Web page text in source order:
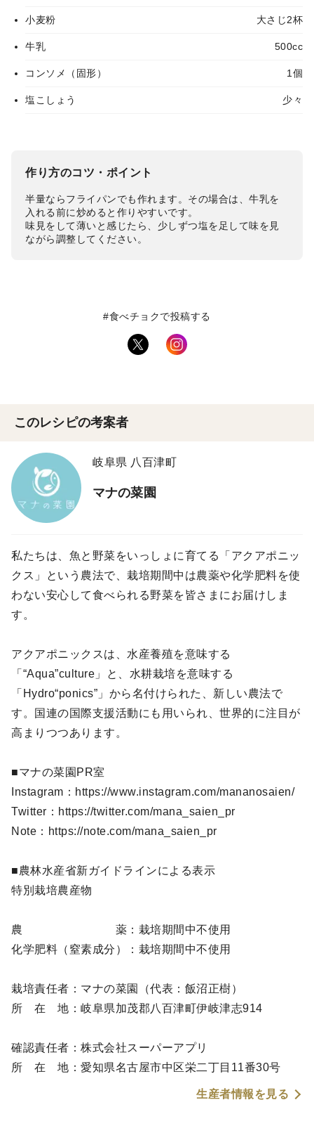
小麦粉 大さじ2杯
牛乳 500cc
コンソメ（固形） 1個
塩こしょう 少々
作り方のコツ・ポイント
半量ならフライパンでも作れます。その場合は、牛乳を
入れる前に炒めると作りやすいです。
味見をして薄いと感じたら、少しずつ塩を足して味を見
ながら調整してください。
#食べチョクで投稿する
このレシピの考案者
岐阜県 八百津町
マナの菜園
私たちは、魚と野菜をいっしょに育てる「アクアポニッ
クス」という農法で、栽培期間中は農薬や化学肥料を使
わない安心して食べられる野菜を皆さまにお届けしま
す。
アクアポニックスは、水産養殖を意味する
「“Aqua”culture」と、水耕栽培を意味する
「Hydro“ponics”」から名付けられた、新しい農法で
す。国連の国際支援活動にも用いられ、世界的に注目が
高まりつつあります。
■マナの菜園PR室
Instagram：https://www.instagram.com/mananosaien/
Twitter：https://twitter.com/mana_saien_pr
Note：https://note.com/mana_saien_pr
■農林水産省新ガイドラインによる表示
特別栽培農産物
農 薬：栽培期間中不使用
化学肥料（窒素成分）：栽培期間中不使用
栽培責任者：マナの菜園（代表：飯沼正樹）
所 在 地：岐阜県加茂郡八百津町伊岐津志914
確認責任者：株式会社スーパーアプリ
所 在 地：愛知県名古屋市中区栄二丁目11番30号
生産者情報を見る